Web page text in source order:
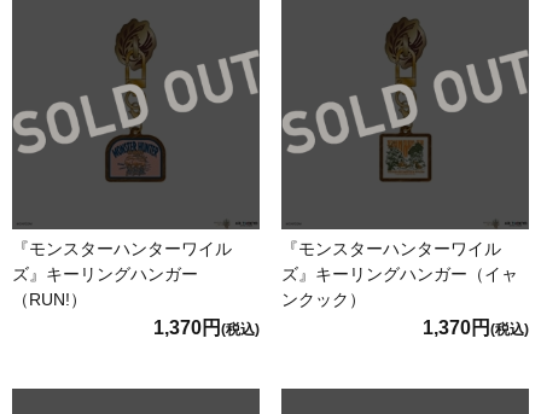
『モンスターハンターワイル
ズ』キーリングハンガー
（RUN!）
1,370円 (税込)
『モンスターハンターワイル
ズ』キーリングハンガー（イャ
ンクック）
1,370円 (税込)